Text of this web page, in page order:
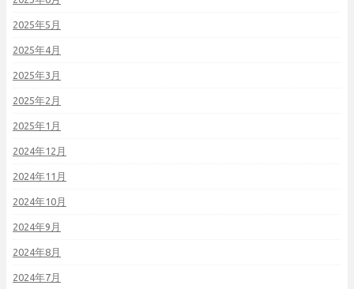
2025年5月
2025年4月
2025年3月
2025年2月
2025年1月
2024年12月
2024年11月
2024年10月
2024年9月
2024年8月
2024年7月